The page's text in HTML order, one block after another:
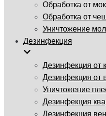
Обработка от
Обработка от
Уничтожение
Дезинфекция
Дезинфекция от
Дезинфекция от
Уничтожение
Дезинфекция
Дезинфекция